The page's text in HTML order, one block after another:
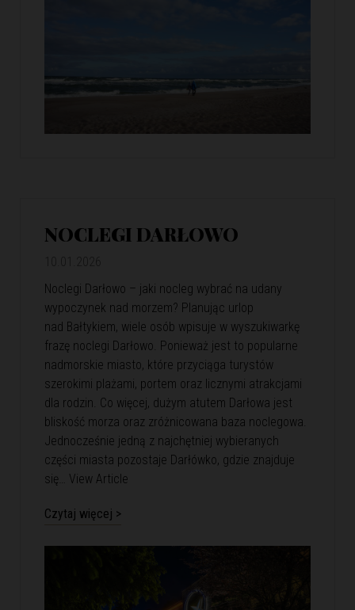
NOCLEGI DARŁOWO
Noclegi Darłowo – jaki nocleg wybrać na udany
wypoczynek nad morzem? Planując urlop
nad Bałtykiem, wiele osób wpisuje w wyszukiwarkę
frazę noclegi Darłowo. Ponieważ jest to popularne
nadmorskie miasto, które przyciąga turystów
szerokimi plażami, portem oraz licznymi atrakcjami
dla rodzin. Co więcej, dużym atutem Darłowa jest
bliskość morza oraz zróżnicowana baza noclegowa.
Jednocześnie jedną z najchętniej wybieranych
części miasta pozostaje Darłówko, gdzie znajduje
się… View Article
Czytaj więcej >